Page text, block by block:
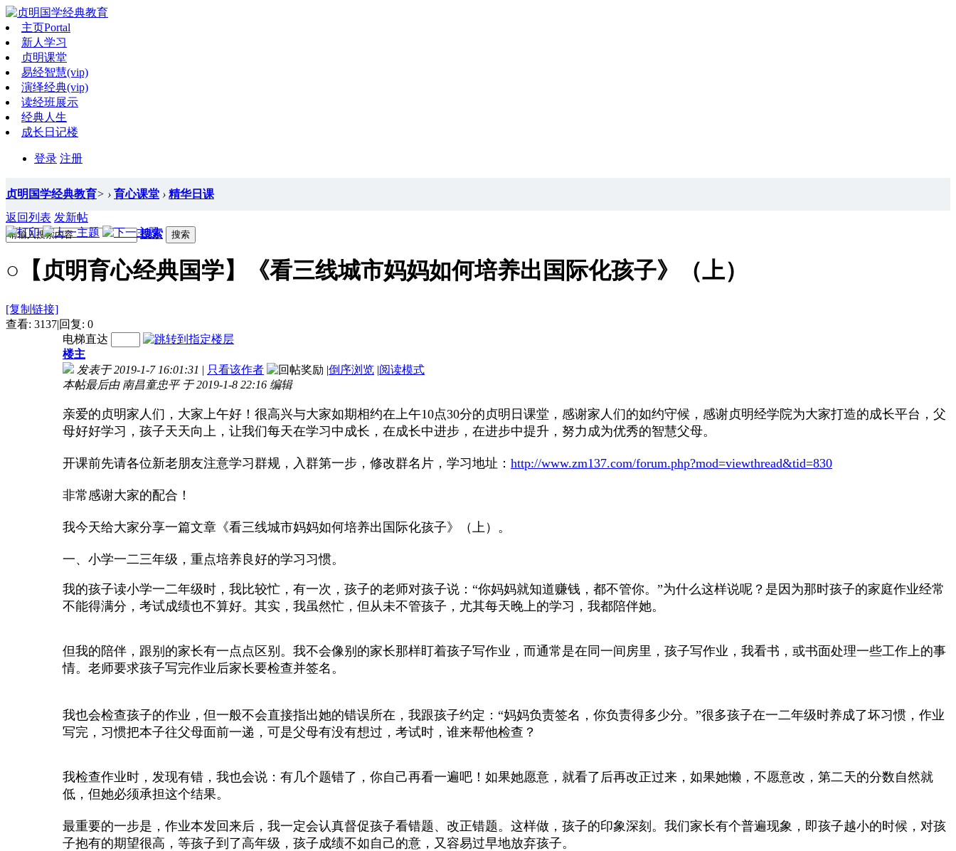
主页Portal
新人学习
贞明课堂
易经智慧(vip)
演绎经典(vip)
读经班展示
经典人生
成长日记楼
登录 注册
贞明国学经典教育> › 育心课堂 › 精华日课
搜索 搜索
返回列表 发新帖
○【贞明育心经典国学】《看三线城市妈妈如何培养出国际化孩子》（上）
[复制链接]
查看: 3137|回复: 0
电梯直达
楼主
发表于 2019-1-7 16:01:31 | 只看该作者 |倒序浏览 |阅读模式
本帖最后由 南昌童忠平 于 2019-1-8 22:16 编辑
亲爱的贞明家人们，大家上午好！很高兴与大家如期相约在上午10点30分的贞明日课堂，感谢家人们的如约守候，感谢贞明经学院为大家打造的成长平台，父
母好好学习，孩子天天向上，让我们每天在学习中成长，在成长中进步，在进步中提升，努力成为优秀的智慧父母。
开课前先请各位新老朋友注意学习群规，入群第一步，修改群名片，学习地址： http://www.zm137.com/forum.php?mod=viewthread&tid=830
非常感谢大家的配合！
我今天给大家分享一篇文章《看三线城市妈妈如何培养出国际化孩子》（上）。
一、小学一二三年级，重点培养良好的学习习惯。
我的孩子读小学一二年级时，我比较忙，有一次，孩子的老师对孩子说：“你妈妈就知道赚钱，都不管你。”为什么这样说呢？是因为那时孩子的家庭作业经常
不能得满分，考试成绩也不算好。其实，我虽然忙，但从未不管孩子，尤其每天晚上的学习，我都陪伴她。
但我的陪伴，跟别的家长有一点点区别。我不会像别的家长那样盯着孩子写作业，而通常是在同一间房里，孩子写作业，我看书，或书面处理一些工作上的事
情。老师要求孩子写完作业后家长要检查并签名。
我也会检查孩子的作业，但一般不会直接指出她的错误所在，我跟孩子约定：“妈妈负责签名，你负责得多少分。”很多孩子在一二年级时养成了坏习惯，作业
写完，习惯把本子往父母面前一递，可是父母有没有想过，考试时，谁来帮他检查？
我检查作业时，发现有错，我也会说：有几个题错了，你自己再看一遍吧！如果她愿意，就看了后再改正过来，如果她懒，不愿意改，第二天的分数自然就
低，但她必须承担这个结果。
最重要的一步是，作业本发回来后，我一定会认真督促孩子看错题、改正错题。这样做，孩子的印象深刻。我们家长有个普遍现象，即孩子越小的时候，对孩
子抱有的期望很高，等孩子到了高年级，孩子成绩不如自己的意，又容易过早地放弃孩子。